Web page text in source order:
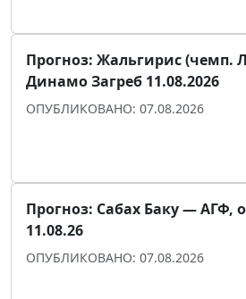
Прогноз: Жальгирис (чемп.
Динамо Загреб 11.08.2026
ОПУБЛИКОВАНО: 07.08.2026
Прогноз: Сабах Баку — АГФ,
11.08.26
ОПУБЛИКОВАНО: 07.08.2026